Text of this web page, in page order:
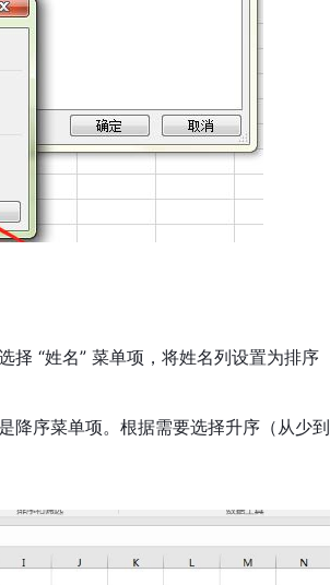
择 “姓名” 菜单项，将姓名列设置为排序
降序菜单项。根据需要选择升序（从少到